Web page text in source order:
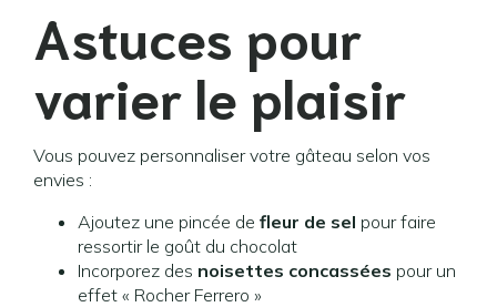
Astuces pour
varier le plaisir
Vous pouvez personnaliser votre gâteau selon vos
envies :
Ajoutez une pincée de fleur de sel pour faire
ressortir le goût du chocolat
Incorporez des noisettes concassées pour un
effet « Rocher Ferrero »